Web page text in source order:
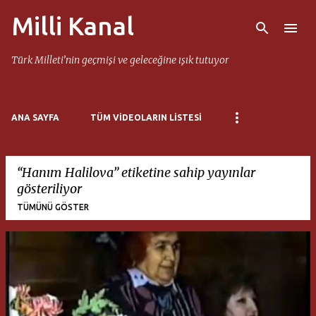
Ana içeriğe atla
Milli Kanal
Türk Milleti’nin geçmişi ve geleceğine ışık tutuyor
ANA SAYFA TÜM VIDEOLARIN LISTESI
Hanım Halilova etiketine sahip yayınlar
gösteriliyor
TÜMÜNÜ GÖSTER
y